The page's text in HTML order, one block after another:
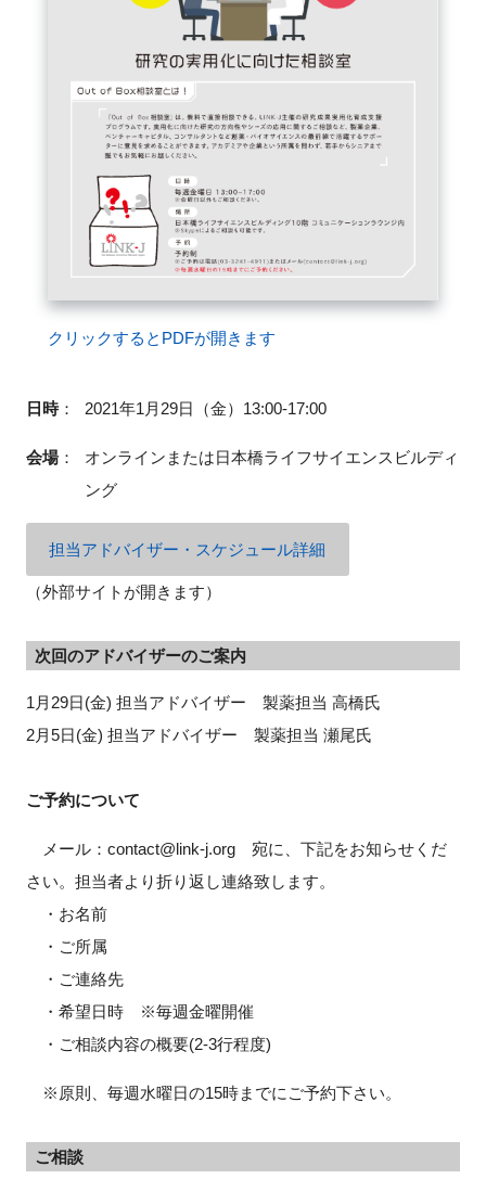
閉じる
クリックするとPDFが開きます
日時： 2021年1月29日（金）13:00-17:00
会場：
オンラインまたは日本橋ライフサイエンスビルディ
ング
担当アドバイザー・スケジュール詳細
（外部サイトが開きます）
次回のアドバイザーのご案内
1月29日(金) 担当アドバイザー 製薬担当 高橋氏
2月5日(金) 担当アドバイザー 製薬担当 瀬尾氏
ご予約について
メール：contact@link-j.org 宛に、下記をお知らせくだ
さい。担当者より折り返し連絡致します。
・お名前
・ご所属
・ご連絡先
・希望日時 ※毎週金曜開催
・ご相談内容の概要(2-3行程度)
※原則、毎週水曜日の15時までにご予約下さい。
ご相談